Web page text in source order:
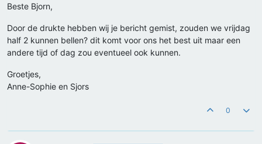
Beste Bjorn,
Door de drukte hebben wij je bericht gemist, zouden we vrijdag
half 2 kunnen bellen? dit komt voor ons het best uit maar een
andere tijd of dag zou eventueel ook kunnen.
Groetjes,
Anne-Sophie en Sjors
0